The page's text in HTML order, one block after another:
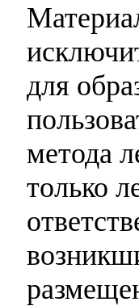
для
метода
только